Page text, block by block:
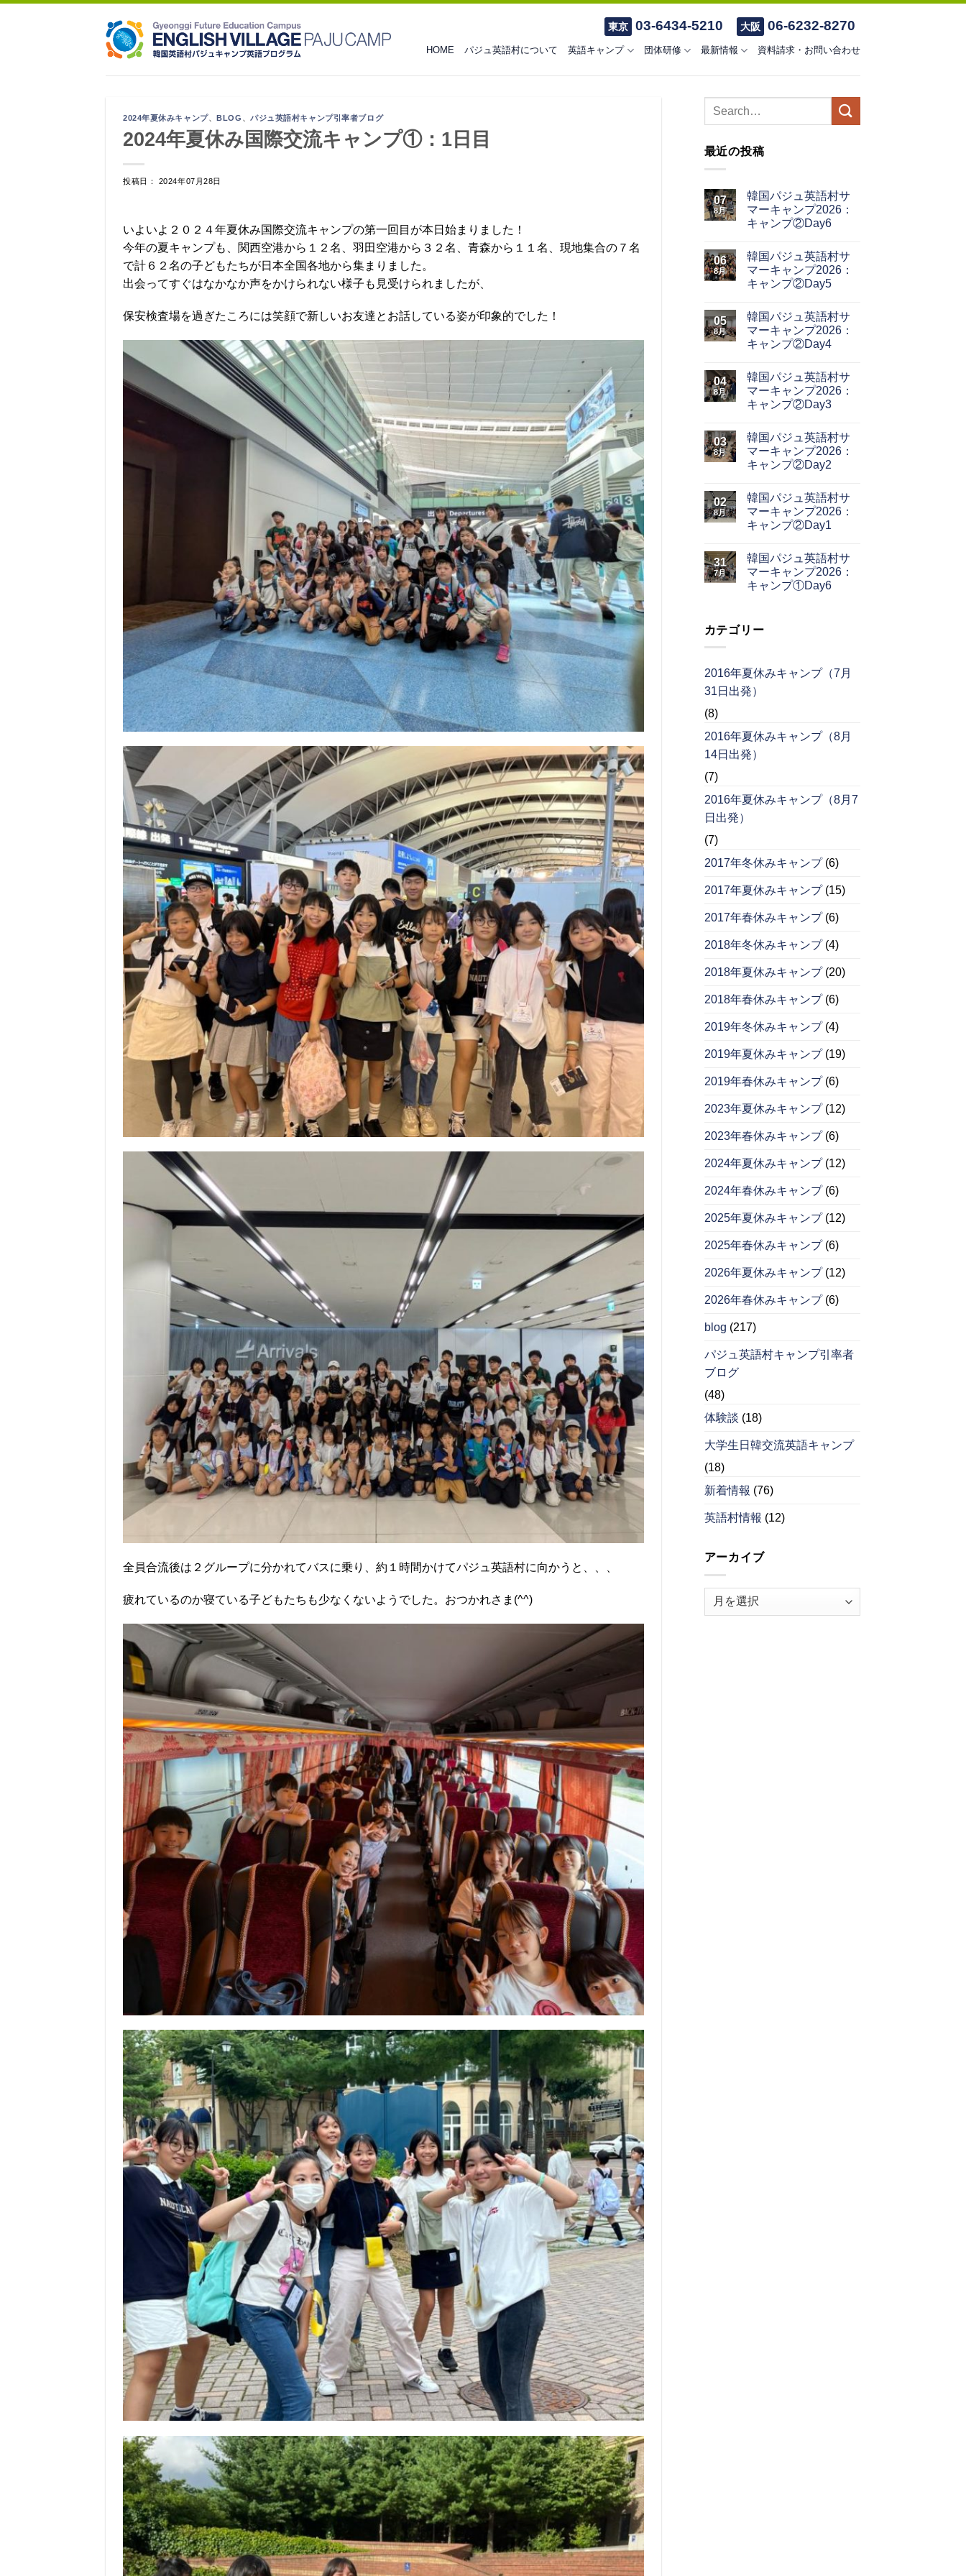
東京 03-6434-5210 大阪 06-6232-8270
HOME パジュ英語村について 英語キャンプ 団体研修 最新情報 資料請求・お問い合わせ
2024年夏休みキャンプ、BLOG 、パジュ英語村キャンプ引率者ブログ
2024年夏休み国際交流キャンプ①：1日目
投稿日： 2024年07月28日
いよいよ２０２４年夏休み国際交流キャンプの第一回目が本日始まりました！
今年の夏キャンプも、関西空港から１２名、羽田空港から３２名、青森から１１名、現地集合の７名
で計６２名の子どもたちが日本全国各地から集まりました。
出会ってすぐはなかなか声をかけられない様子も見受けられましたが、
保安検査場を過ぎたころには笑顔で新しいお友達とお話している姿が印象的でした！
全員合流後は２グループに分かれてバスに乗り、約１時間かけてパジュ英語村に向かうと、、、
疲れているのか寝ている子どもたちも少なくないようでした。おつかれさま(^^)
最近の投稿
07
8月
韓国パジュ英語村サ
マーキャンプ2026：
キャンプ②Day6
06
8月
韓国パジュ英語村サ
マーキャンプ2026：
キャンプ②Day5
05
8月
韓国パジュ英語村サ
マーキャンプ2026：
キャンプ②Day4
04
8月
韓国パジュ英語村サ
マーキャンプ2026：
キャンプ②Day3
03
8月
韓国パジュ英語村サ
マーキャンプ2026：
キャンプ②Day2
02
8月
韓国パジュ英語村サ
マーキャンプ2026：
キャンプ②Day1
31
7月
韓国パジュ英語村サ
マーキャンプ2026：
キャンプ①Day6
カテゴリー
2016年夏休みキャンプ（7月
31日出発）
(8)
2016年夏休みキャンプ（8月
14日出発）
(7)
2016年夏休みキャンプ（8月7
日出発）
(7)
2017年冬休みキャンプ(6)
2017年夏休みキャンプ(15)
2017年春休みキャンプ(6)
2018年冬休みキャンプ(4)
2018年夏休みキャンプ(20)
2018年春休みキャンプ(6)
2019年冬休みキャンプ(4)
2019年夏休みキャンプ(19)
2019年春休みキャンプ(6)
2023年夏休みキャンプ(12)
2023年春休みキャンプ(6)
2024年夏休みキャンプ(12)
2024年春休みキャンプ(6)
2025年夏休みキャンプ(12)
2025年春休みキャンプ(6)
2026年夏休みキャンプ(12)
2026年春休みキャンプ(6)
blog (217)
パジュ英語村キャンプ引率者
ブログ
(48)
体験談 (18)
大学生日韓交流英語キャンプ
(18)
新着情報 (76)
英語村情報 (12)
アーカイブ